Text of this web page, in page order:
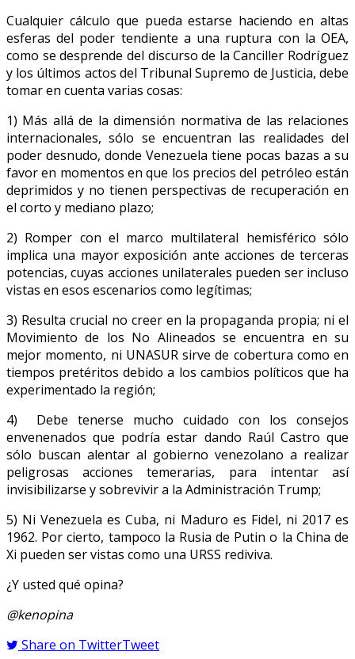
Cualquier cálculo que pueda estarse haciendo en altas
esferas del poder tendiente a una ruptura con la OEA,
como se desprende del discurso de la Canciller Rodríguez
y los últimos actos del Tribunal Supremo de Justicia, debe
tomar en cuenta varias cosas:
1) Más allá de la dimensión normativa de las relaciones
internacionales, sólo se encuentran las realidades del
poder desnudo, donde Venezuela tiene pocas bazas a su
favor en momentos en que los precios del petróleo están
deprimidos y no tienen perspectivas de recuperación en
el corto y mediano plazo;
2) Romper con el marco multilateral hemisférico sólo
implica una mayor exposición ante acciones de terceras
potencias, cuyas acciones unilaterales pueden ser incluso
vistas en esos escenarios como legítimas;
3) Resulta crucial no creer en la propaganda propia; ni el
Movimiento de los No Alineados se encuentra en su
mejor momento, ni UNASUR sirve de cobertura como en
tiempos pretéritos debido a los cambios políticos que ha
experimentado la región;
4) Debe tenerse mucho cuidado con los consejos
envenenados que podría estar dando Raúl Castro que
sólo buscan alentar al gobierno venezolano a realizar
peligrosas acciones temerarias, para intentar así
invisibilizarse y sobrevivir a la Administración Trump;
5) Ni Venezuela es Cuba, ni Maduro es Fidel, ni 2017 es
1962. Por cierto, tampoco la Rusia de Putin o la China de
Xi pueden ser vistas como una URSS rediviva.
¿Y usted qué opina?
@kenopina
Share on TwitterTweet